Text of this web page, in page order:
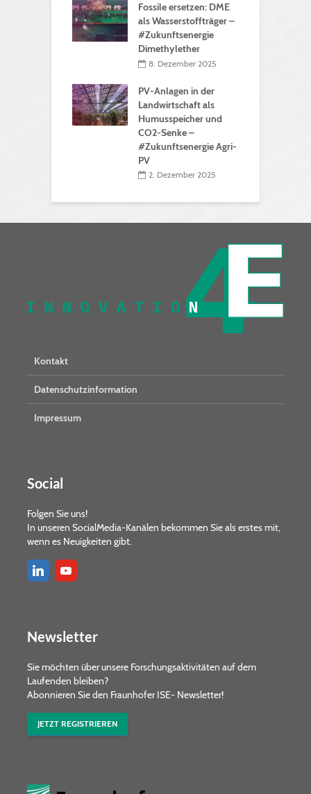
Fossile ersetzen: DME
als Wasserstoffträger –
#Zukunftsenergie
Dimethylether
8. Dezember 2025
PV-Anlagen in der
Landwirtschaft als
Humusspeicher und
CO2-Senke –
#Zukunftsenergie Agri-
PV
2. Dezember 2025
Kontakt
Datenschutzinformation
Impressum
Social
Folgen Sie uns!
In unseren SocialMedia-Kanälen bekommen Sie als erstes mit,
wenn es Neuigkeiten gibt.
Newsletter
Sie möchten über unsere Forschungs­aktivitäten auf dem
Laufenden bleiben?
Abonnieren Sie den Fraunhofer ISE- Newsletter!
JETZT REGISTRIEREN